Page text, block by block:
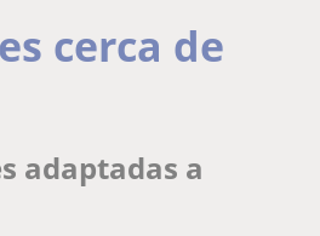
cerca de
adaptadas a